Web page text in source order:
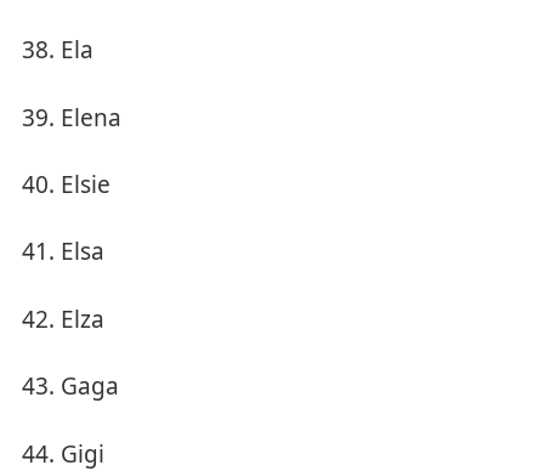
Ela
Elena
Elsie
Elsa
Elza
Gaga
Gigi